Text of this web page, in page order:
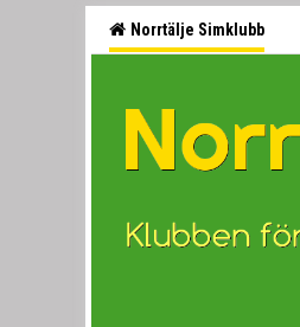
Norrtälje Simklubb